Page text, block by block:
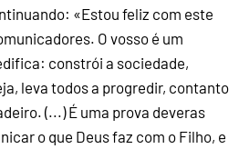
«Estou feliz com este
O vosso é um
constrói a sociedade,
leva todos a progredir, contanto
(...) É uma prova deveras
o que Deus faz com o Filho, e